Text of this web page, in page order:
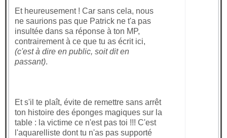
Et heureusement ! Car sans cela, nous
ne saurions pas que Patrick ne t'a pas
insultée dans sa réponse à ton MP,
contrairement à ce que tu as écrit ici,
(c'est à dire en public, soit dit en
passant).
Et s'il te plaît, évite de remettre sans arrêt
ton histoire des éponges magiques sur la
table : la victime ce n'est pas toi !!! C'est
l'aquarelliste dont tu n'as pas supporté